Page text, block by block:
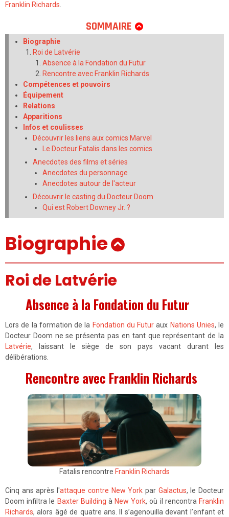
Franklin Richards
SOMMAIRE
Biographie
Roi de Latvérie
Absence à la Fondation du Futur
Rencontre avec Franklin Richards
Compétences et pouvoirs
Équipement
Relations
Apparitions
Infos et coulisses
Découvrir les liens aux comics Marvel
Le Docteur Fatalis dans les comics
Anecdotes des films et séries
Anecdotes du personnage
Anecdotes autour de l'acteur
Découvrir le casting du Docteur Doom
Qui est Robert Downey Jr. ?
Biographie
Roi de Latvérie
Absence à la Fondation du Futur
Lors de la formation de la Fondation du Futur aux Nations Unies, le
Docteur Doom ne se présenta pas en tant que représentant de la
Latvérie, laissant le siège de son pays vacant durant les
délibérations.
Rencontre avec Franklin Richards
Fatalis rencontre Franklin Richards
Cinq ans après l'attaque contre New York par Galactus, le Docteur
Doom infiltra le Baxter Building à New York, où il rencontra Franklin
Richards, alors âgé de quatre ans. Il s’agenouilla devant l’enfant et